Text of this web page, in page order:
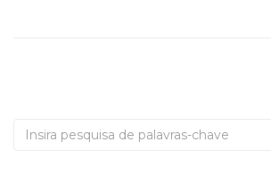
Procurar: